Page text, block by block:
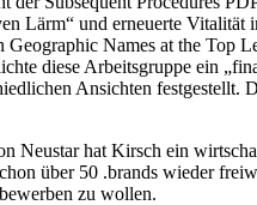
Lärm“ und erneuerte Vitalität
Names at the Top
diese Arbeitsgruppe ein
Ansichten festgestellt.
Neustar hat Kirsch ein
über 50 .brands wieder
zu wollen.